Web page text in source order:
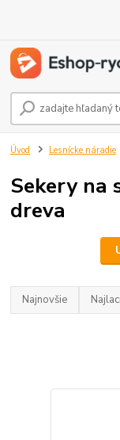
Úvod Lesnícke náradie
Sekery na
dreva
Najnovšie